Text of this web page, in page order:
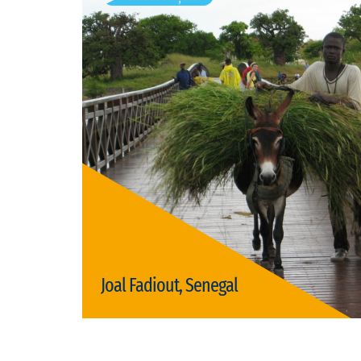
Joal Fadiout, Senegal
Vizite disponibile: 1
Vizită Joal Fadiout